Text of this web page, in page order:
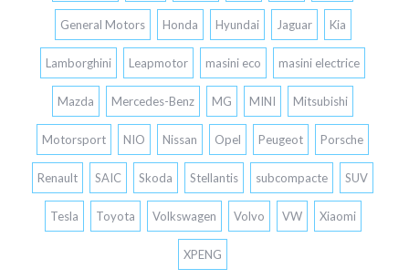
General Motors Honda Hyundai Jaguar Kia
Lamborghini Leapmotor masini eco masini electrice
Mazda Mercedes-Benz MG MINI Mitsubishi
Motorsport NIO Nissan Opel Peugeot Porsche
Renault SAIC Skoda Stellantis subcompacte SUV
Tesla Toyota Volkswagen Volvo VW Xiaomi
XPENG